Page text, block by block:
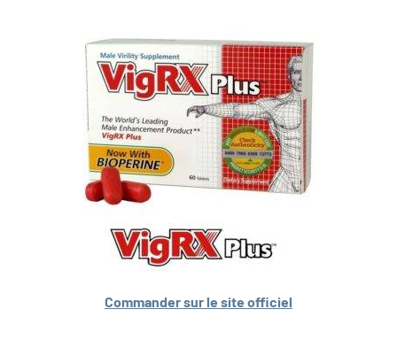
Commander sur le site officiel